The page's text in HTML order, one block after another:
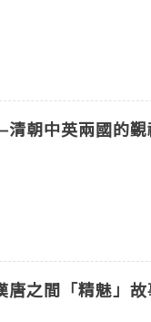
朝中英兩國的覲
之間「精魅」故